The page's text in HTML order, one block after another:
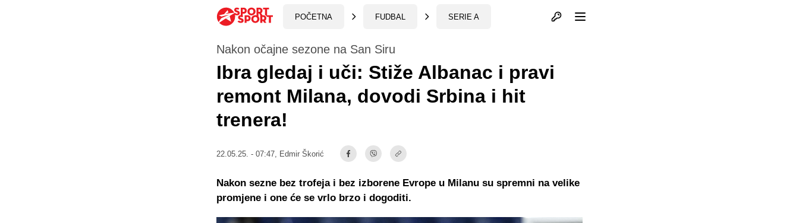
POČETNA FUDBAL SERIE A Otvori profil
Nakon očajne sezone na San Siru
Ibra gledaj i uči: Stiže Albanac i pravi
remont Milana, dovodi Srbina i hit
trenera!
22.05.25. - 07:47, Edmir Škorić
Nakon sezne bez trofeja i bez izborene Evrope u Milanu su spremni na velike
promjene i one će se vrlo brzo i dogoditi.